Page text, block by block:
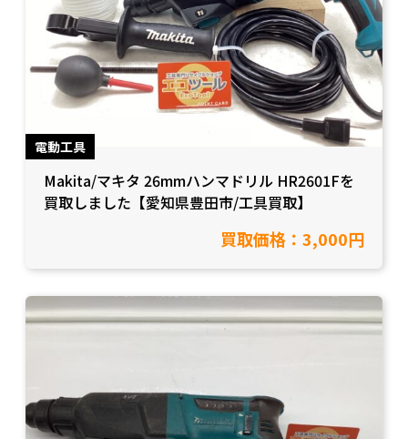
電動工具
Makita/マキタ 26mmハンマドリル HR2601Fを
買取しました【愛知県豊田市/工具買取】
買取価格：3,000円